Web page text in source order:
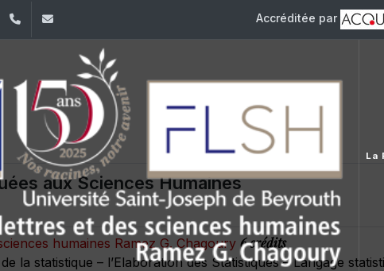
YouTube+961 (1) 421 000 Accréditée par
La
aux Sciences Humaines
humaines Ramez G. Chagoury 6 crédits
la statistique – l’Elaboration des Statistiques – Langage